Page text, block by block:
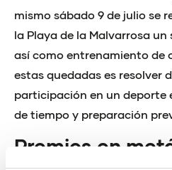
mismo sábado 9 de julio se
la Playa de la Malvarrosa
así como entrenamiento de
estas quedadas es resolver
participación en un deporte
de tiempo y preparación
Premios en